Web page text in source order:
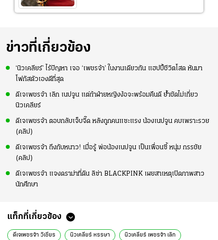
ข่าวที่เกี่ยวข้อง
‘นิวเคลียร์’ ไร้ปัญหา เจอ ‘เพชรจ้า’ ในงานเดียวกัน แฮปปี้ชีวิตโสด หันมา
โฟกัสตัวเองดีที่สุด
ดีเจเพชรจ้า เลิก เนปจูน แต่ถ้าฝ่ายหญิงง้อจะพร้อมคืนดี ย้ำชัดไม่เกี่ยว
นิวเคลียร์
ดีเจเพชรจ้า ตอบกลับเจ็บจี๊ด หลังถูกคนแซะแรง น้องเนปจูน คบเพราะรวย
(คลิป)
ดีเจเพชรจ้า ถึงกับหนาว! เมื่อรู้ พ่อน้องเนปจูน เป็นเพื่อนซี้ หนุ่ม กรรชัย
(คลิป)
ดีเจเพชรจ้า แจงดราม่าที่ดิน ลิซ่า BLACKPINK เผยสาเหตุเปิดภาพสาว
นักศึกษา
แท็กที่เกี่ยวข้อง
ดีเจเพชรจ้า วิเชียร นิวเคลียร์ หรรษา นิวเคลียร์ เพชรจ้า เลิก